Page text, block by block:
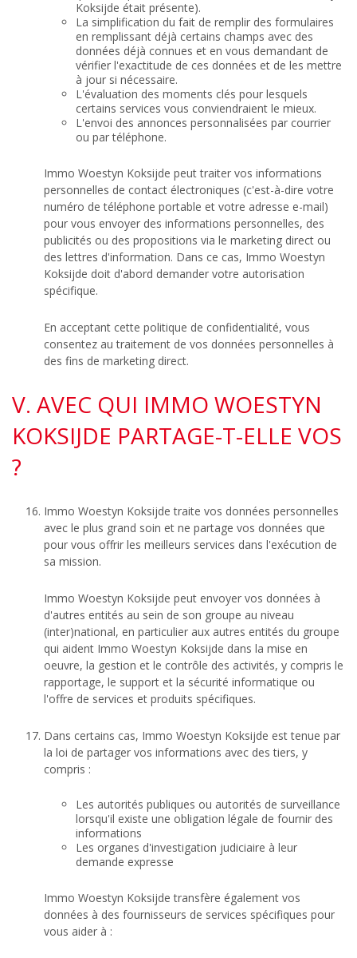
Koksijde était présente).
La simplification du fait de remplir des formulaires
en remplissant déjà certains champs avec des
données déjà connues et en vous demandant de
vérifier l'exactitude de ces données et de les mettre
à jour si nécessaire.
L'évaluation des moments clés pour lesquels
certains services vous conviendraient le mieux.
L'envoi des annonces personnalisées par courrier
ou par téléphone.
Immo Woestyn Koksijde peut traiter vos informations
personnelles de contact électroniques (c'est-à-dire votre
numéro de téléphone portable et votre adresse e-mail)
pour vous envoyer des informations personnelles, des
publicités ou des propositions via le marketing direct ou
des lettres d'information. Dans ce cas, Immo Woestyn
Koksijde doit d'abord demander votre autorisation
spécifique.
En acceptant cette politique de confidentialité, vous
consentez au traitement de vos données personnelles à
des fins de marketing direct.
V. AVEC QUI IMMO WOESTYN
KOKSIJDE PARTAGE-T-ELLE VOS
?
Immo Woestyn Koksijde traite vos données personnelles
avec le plus grand soin et ne partage vos données que
pour vous offrir les meilleurs services dans l'exécution de
sa mission.
Immo Woestyn Koksijde peut envoyer vos données à
d'autres entités au sein de son groupe au niveau
(inter)national, en particulier aux autres entités du groupe
qui aident Immo Woestyn Koksijde dans la mise en
oeuvre, la gestion et le contrôle des activités, y compris le
rapportage, le support et la sécurité informatique ou
l'offre de services et produits spécifiques.
Dans certains cas, Immo Woestyn Koksijde est tenue par
la loi de partager vos informations avec des tiers, y
compris :
Les autorités publiques ou autorités de surveillance
lorsqu'il existe une obligation légale de fournir des
informations
Les organes d'investigation judiciaire à leur
demande expresse
Immo Woestyn Koksijde transfère également vos
données à des fournisseurs de services spécifiques pour
vous aider à :